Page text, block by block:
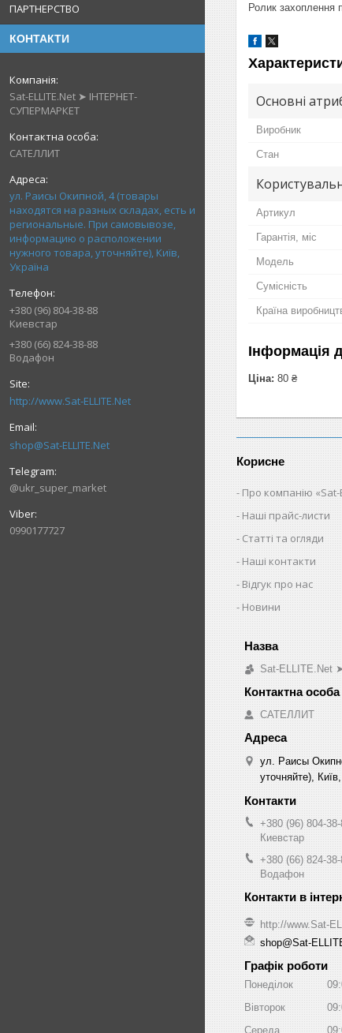
ПАРТНЕРСТВО
КОНТАКТИ
Sat-ELLITE.Net ➤ ІНТЕРНЕТ-
СУПЕРМАРКЕТ
САТЕЛЛИТ
ул. Раисы Окипной, 4 (товары
находятся на разных складах, есть и
региональные. При самовывозе,
информацию о расположении
нужного товара, уточняйте), Київ,
Україна
+380 (96) 804-38-88
Киевстар
+380 (66) 824-38-88
Водафон
http://www.Sat-ELLITE.Net
shop@Sat-ELLITE.Net
@ukr_super_market
0990177727
Ролик захоплення
Основні
Виробник
Стан
Артикул
Гарантія, міс
Мoдель
Сумісність
Країна
Інформація
Ціна: 80 ₴
Корисне
Про компанію «Sat-
Наші прайс-листи
Статті та огляди
Наші контакти
Відгук про нас
Новини
Sat-
САТЕЛЛИТ
ул. Раисы
уточняйте),
+380 (96) 804-
Киевстар
+380 (66) 824-
Водафон
http://www.Sat-
shop@Sat-
Графік роботи
Понеділок
Вівторок
Середа